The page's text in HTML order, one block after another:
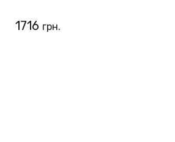
1716 грн.